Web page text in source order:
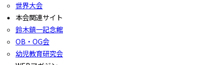
世界大会
本会関連サイト
鈴木鎮一記念館
OB・OG会
幼児教育研究会